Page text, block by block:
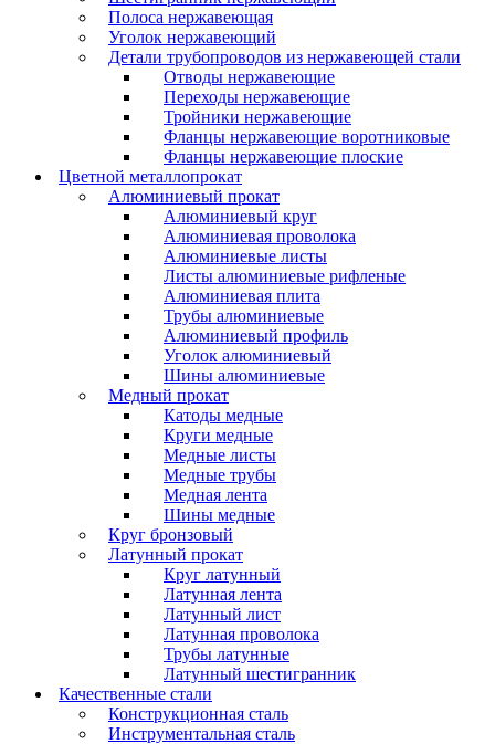
Полоса нержавеющая
Уголок нержавеющий
Детали трубопроводов из нержавеющей стали
Отводы нержавеющие
Переходы нержавеющие
Тройники нержавеющие
Фланцы нержавеющие воротниковые
Фланцы нержавеющие плоские
Цветной металлопрокат
Алюминиевый прокат
Алюминиевый круг
Алюминиевая проволока
Алюминиевые листы
Листы алюминиевые рифленые
Алюминиевая плита
Трубы алюминиевые
Алюминиевый профиль
Уголок алюминиевый
Шины алюминиевые
Медный прокат
Катоды медные
Круги медные
Медные листы
Медные трубы
Медная лента
Шины медные
Круг бронзовый
Латунный прокат
Круг латунный
Латунная лента
Латунный лист
Латунная проволока
Трубы латунные
Латунный шестигранник
Качественные стали
Конструкционная сталь
Инструментальная сталь